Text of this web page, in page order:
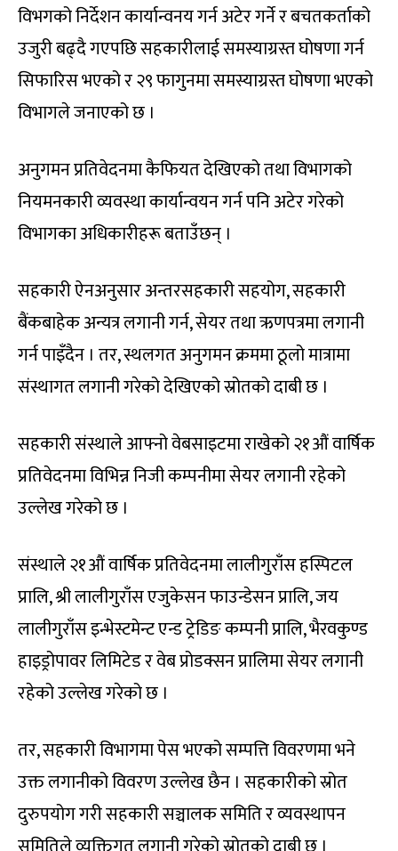
विभगको निर्देशन कार्यान्वनय गर्न अटेर गर्ने र बचतकर्ताको
उजुरी बढ्दै गएपछि सहकारीलाई समस्याग्रस्त घोषणा गर्न
सिफारिस भएको र २९ फागुनमा समस्याग्रस्त घोषणा भएको
विभागले जनाएको छ ।
अनुगमन प्रतिवेदनमा कैफियत देखिएको तथा विभागको
नियमनकारी व्यवस्था कार्यान्वयन गर्न पनि अटेर गरेको
विभागका अधिकारीहरू बताउँछन् ।
सहकारी ऐनअनुसार अन्तरसहकारी सहयोग, सहकारी
बैंकबाहेक अन्यत्र लगानी गर्न, सेयर तथा ऋणपत्रमा लगानी
गर्न पाइँदैन । तर, स्थलगत अनुगमन क्रममा ठूलो मात्रामा
संस्थागत लगानी गरेको देखिएको स्रोतको दाबी छ ।
सहकारी संस्थाले आफ्नो वेबसाइटमा राखेको २१औं वार्षिक
प्रतिवेदनमा विभिन्न निजी कम्पनीमा सेयर लगानी रहेको
उल्लेख गरेको छ ।
संस्थाले २१औं वार्षिक प्रतिवेदनमा लालीगुराँस हस्पिटल
प्रालि, श्री लालीगुराँस एजुकेसन फाउन्डेसन प्रालि, जय
लालीगुराँस इन्भेस्टमेन्ट एन्ड ट्रेडिङ कम्पनी प्रालि, भैरवकुण्ड
हाइड्रोपावर लिमिटेड र वेब प्रोडक्सन प्रालिमा सेयर लगानी
रहेको उल्लेख गरेको छ ।
तर, सहकारी विभागमा पेस भएको सम्पत्ति विवरणमा भने
उक्त लगानीको विवरण उल्लेख छैन । सहकारीको स्रोत
दुरुपयोग गरी सहकारी सञ्चालक समिति र व्यवस्थापन